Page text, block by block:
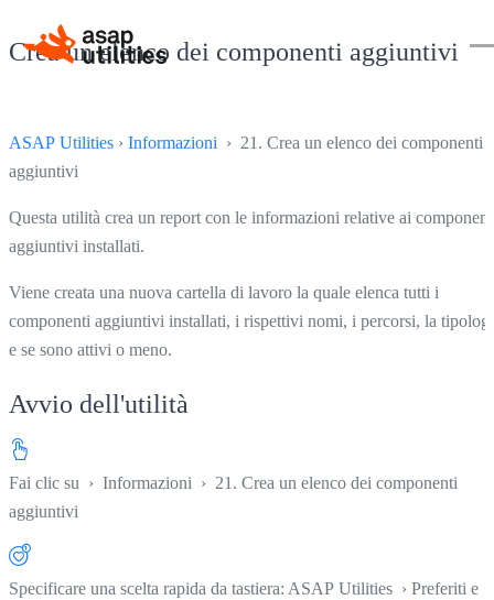
Crea un elenco dei componenti aggiuntivi
ASAP Utilities › Informazioni › 21. Crea un elenco dei componenti
aggiuntivi
Questa utilità crea un report con le informazioni relative ai
aggiuntivi installati.
Viene creata una nuova cartella di lavoro la quale elenca tutti i
componenti aggiuntivi installati, i rispettivi nomi, i percorsi, la
e se sono attivi o meno.
Avvio dell'utilità
Fai clic su › Informazioni › 21. Crea un elenco dei componenti
aggiuntivi
Specificare una scelta rapida da tastiera: ASAP Utilities › Preferiti e